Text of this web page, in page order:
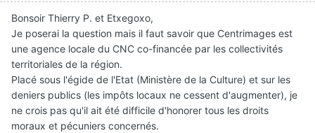
Bonsoir Thierry P. et Etxegoxo,
Je poserai la question mais il faut savoir que Centrimages est
une agence locale du CNC co-financée par les collectivités
territoriales de la région.
Placé sous l'égide de l'Etat (Ministère de la Culture) et sur les
deniers publics (les impôts locaux ne cessent d'augmenter), je
ne crois pas qu'il ait été difficile d'honorer tous les droits
moraux et pécuniers concernés.